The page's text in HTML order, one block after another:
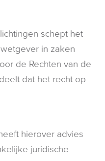
schept het
in zaken
de Rechten van de
dat het recht op
hierover advies
juridische